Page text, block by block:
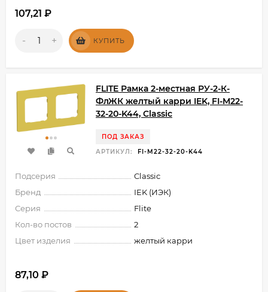
107,21 ₽
- + КУПИТЬ
FLITE Рамка 2-местная РУ-2-К-
ФлЖК желтый карри IEK, FI-M22-
32-20-K44, Classic
ПОД ЗАКАЗ
АРТИКУЛ:
FI-M22-32-20-K44
Подсерия
Classic
Бренд
IEK (ИЭК)
Серия
Flite
Кол-во постов
2
Цвет изделия
желтый карри
87,10 ₽